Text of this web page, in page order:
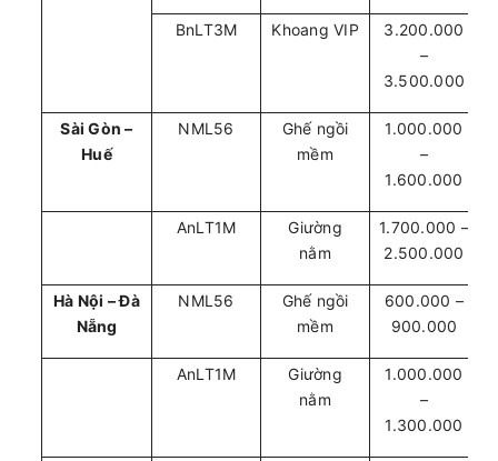
BnLT3M Khoang VIP
3.200.000
–
3.500.000
Sài Gòn –
Huế
NML56
Ghế ngồi
mềm
1.000.000
–
1.600.000
AnLT1M
Giường
nằm
1.700.000 –
2.500.000
Hà Nội – Đà
Nẵng
NML56
Ghế ngồi
mềm
600.000 –
900.000
AnLT1M
Giường
nằm
1.000.000
–
1.300.000